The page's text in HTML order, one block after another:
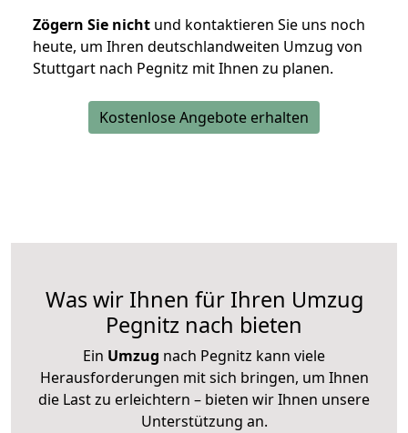
Zögern Sie nicht und kontaktieren Sie uns noch
heute, um Ihren deutschlandweiten Umzug von
Stuttgart nach Pegnitz mit Ihnen zu planen.
Kostenlose Angebote erhalten
Was wir Ihnen für Ihren Umzug
Pegnitz nach bieten
Ein Umzug nach Pegnitz kann viele
Herausforderungen mit sich bringen, um Ihnen
die Last zu erleichtern – bieten wir Ihnen unsere
Unterstützung an.